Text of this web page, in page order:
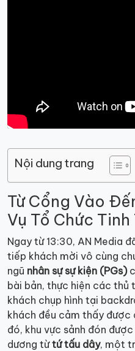
Nội dung trang
Từ Cổng Vào
Vụ Tổ Chức Tinh
Ngay từ 13:30, AN Media
tiếp khách mời vô cùng
ngũ nhân sự sự kiện (PGs)
bài bản, thực hiện các thủ
khách chụp hình tại
khách đều cảm thấy được
đó, khu vực sảnh đón
dương từtứ tấu dây, một